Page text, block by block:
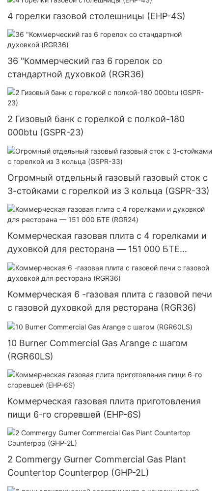
4 горелки газовой столешницы (EHP-4S)
36 "Коммерческий газ 6 горелок со
стандартной духовкой (RGR36)
2 Гизовый банк с горелкой с полкой-180
000btu (GSPR-23)
Огромный отдельный газовый газовый сток с
3-стойками с горелкой из 3 кольца (GSPR-33)
Коммерческая газовая плита с 4 горелками и
духовкой для ресторана — 151 000 БТЕ
(RGR24)
Коммерческая 6 -газовая плита с газовой печи
с газовой духовкой для ресторана (RGR36)
10 Burner Commercial Gas Arange с шагом
(RGR60LS)
Коммерческая газовая плита приготовления
пищи 6-го сгоревшей (EHP-6S)
2 Commergy Gurner Commercial Gas Plant
Countertop Counterpop (GHP-2L)